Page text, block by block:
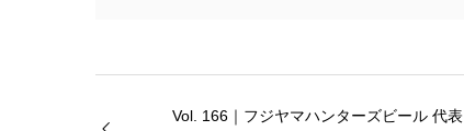
Vol. 166｜フジヤマハンターズビール 代表